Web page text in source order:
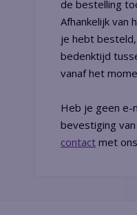
de bestelling
Afhankelijk van
je hebt
bedenktijd
vanaf het
Heb je geen e-
bevestiging
contact met